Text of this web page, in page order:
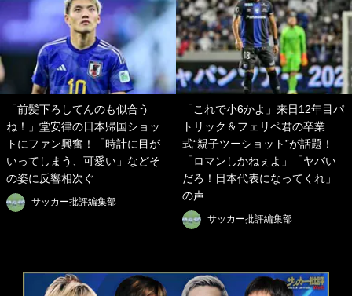
「前髪下ろしてんのも似合う
ね！」堂安律の日本帰国ショッ
トにファン興奮！「時計に目が
いってしまう、可愛い」などそ
の姿に反響相次ぐ
サッカー批評編集部
「これで小6かよ」来日12年目パ
トリック＆フェリペ君の卒業
式“親子ツーショット”が話題！
「ロマンしかねぇよ」「ヤバい
だろ！日本代表になってくれ」
の声
サッカー批評編集部